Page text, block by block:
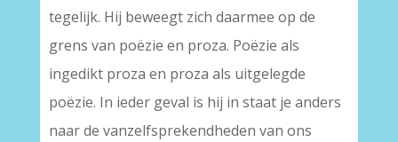
tegelijk. Hij beweegt zich daarmee op de
grens van poëzie en proza. Poëzie als
ingedikt proza en proza als uitgelegde
poëzie. In ieder geval is hij in staat je anders
naar de vanzelfsprekendheden van ons